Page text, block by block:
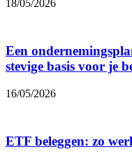
18/05/2026
Een
stevige basis voor je
16/05/2026
ETF beleggen: zo